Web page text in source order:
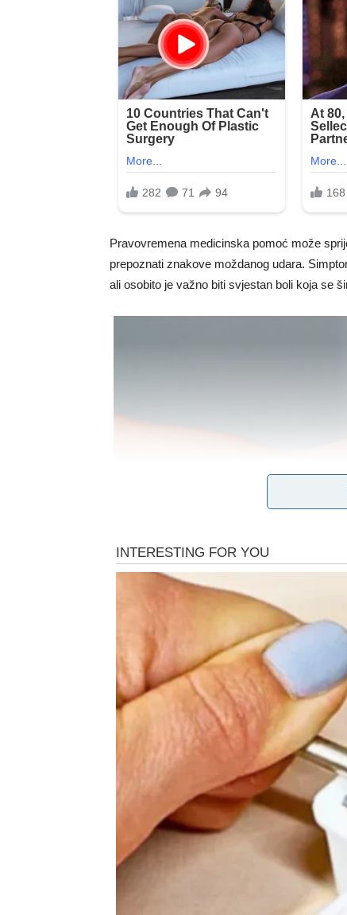
Pravovremena medicinska pomoć može
prepoznati znakove moždanog udara.
ali osobito je važno biti svjestan boli koja se
Koja ruka osjeća bol tijekom srčanog
ukazuju da bol u desnoj ruci također treba
čeljust služi kao znak upozorenja.